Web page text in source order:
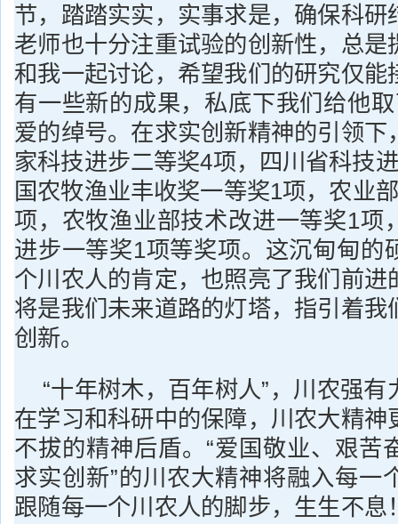
节，踏踏实实，实事求是，确保科研
老师也十分注重试验的创新性，总是
和我一起讨论，希望我们的研究仅能
有一些新的成果，私底下我们给他取
爱的绰号。在求实创新精神的引领下
家科技进步二等奖4项，四川省科技
国农牧渔业丰收奖一等奖1项，农业
项，农牧渔业部技术改进一等奖1项
进步一等奖1项等奖项。这沉甸甸的
个川农人的肯定，也照亮了我们前进
将是我们未来道路的灯塔，指引着我
创新。
“十年树木，百年树人”，川农强
在学习和科研中的保障，川农大精神
不拔的精神后盾。“爱国敬业、艰苦
求实创新”的川农大精神将融入每一
跟随每一个川农人的脚步，生生不息